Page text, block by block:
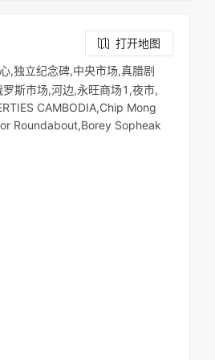
打开地图
,独立纪念碑,中央市场,真腊剧
斯市场,河边,永旺商场1,夜市,
CAMBODIA,Chip Mong
Roundabout,Borey Sopheak